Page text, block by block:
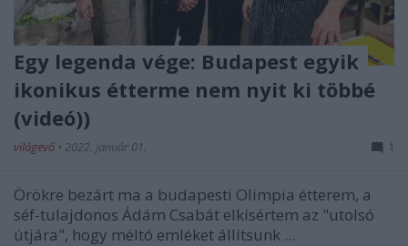
Egy legenda vége: Budapest egyik
ikonikus étterme nem nyit ki többé
(videó))
világevő • 2022. január 01. 1
Örökre bezárt ma a budapesti Olimpia étterem, a
séf-tulajdonos Ádám Csabát elkísértem az "utolsó
útjára", hogy méltó emléket állítsunk ...